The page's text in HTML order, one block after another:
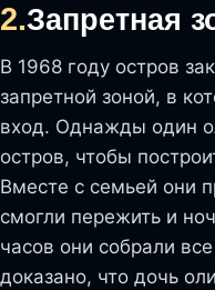
2.Запретная
В 1968 году остров
запретной зоной, в
вход. Однажды один
остров, чтобы
Вместе с семьей они
смогли пережить и
часов они собрали
доказано, что дочь